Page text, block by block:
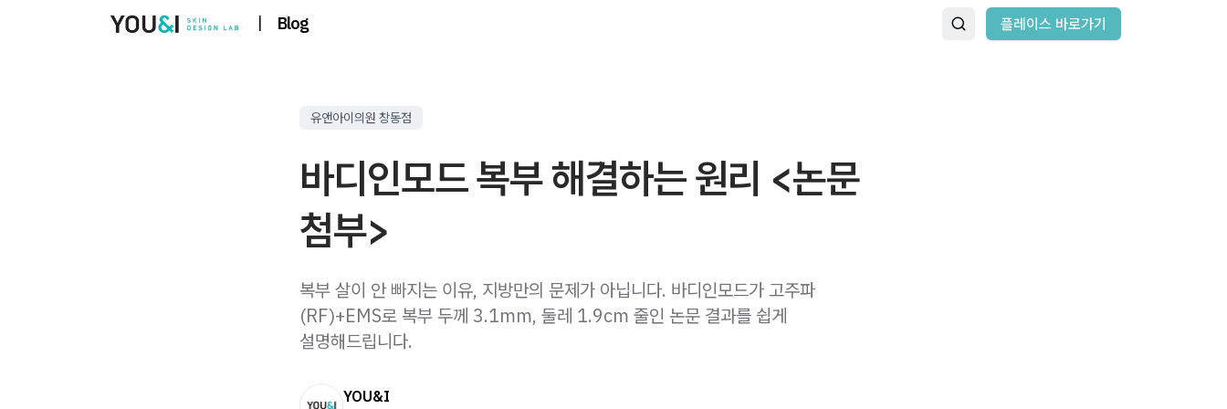
| Blog 플레이스 바로가기
유앤아이의원 창동점
바디인모드 복부 해결하는 원리 <논문
첨부>
복부 살이 안 빠지는 이유, 지방만의 문제가 아닙니다. 바디인모드가 고주파
(RF)+EMS로 복부 두께 3.1mm, 둘레 1.9cm 줄인 논문 결과를 쉽게
설명해드립니다.
YOU&I